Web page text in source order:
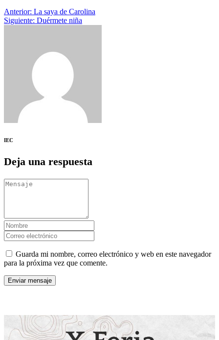
Navegación
de
Anterior: La saya de Carolina
Siguiente: Duérmete niña
IEC
Deja una respuesta
Guarda mi nombre, correo electrónico y web en este navegador
para la próxima vez que comente.